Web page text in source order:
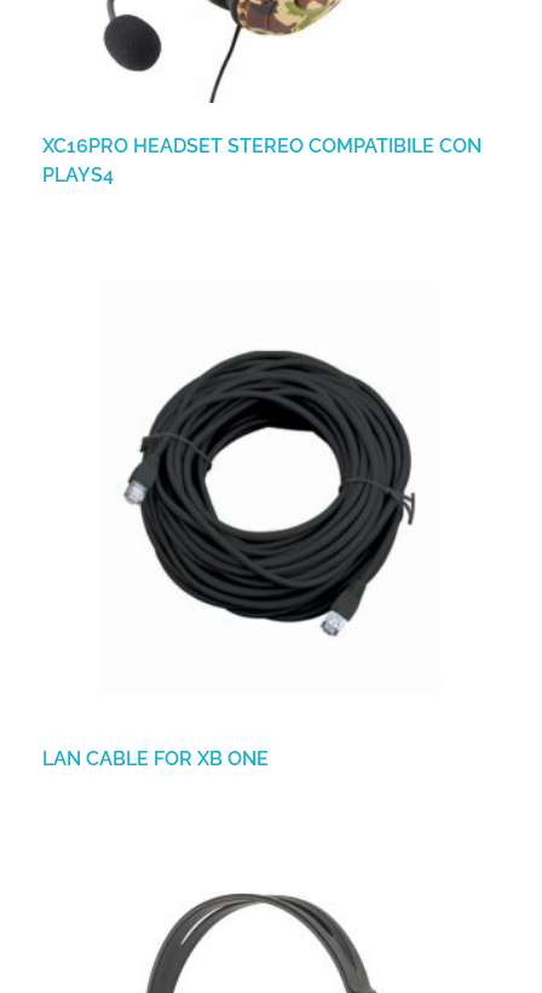
XC16PRO HEADSET STEREO COMPATIBILE CON
PLAYS4
LAN CABLE FOR XB ONE